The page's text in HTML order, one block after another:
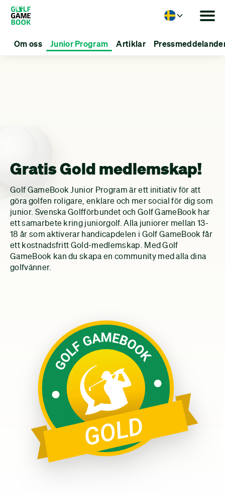
Om oss Junior Program Artiklar
Language
Gratis Gold medlemskap!
Golf GameBook Junior Program är ett initiativ för att
göra golfen roligare, enklare och mer social för dig som
junior. Svenska Golfförbundet och Golf GameBook har
ett samarbete kring juniorgolf. Alla juniorer mellan 13-
18 år som aktiverar handicapdelen i Golf GameBook får
ett kostnadsfritt Gold-medlemskap. Med Golf
GameBook kan du skapa en community med alla dina
golfvänner.